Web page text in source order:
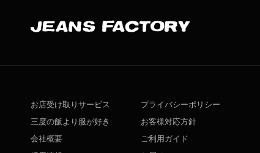
お店受け取りサービス
三度の飯より服が好き
会社概要
プライバシーポリシー
お客様対応方針
ご利用ガイド